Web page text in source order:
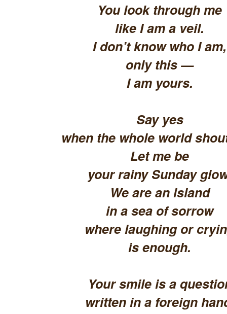
You look through me
like I am a veil.
I don’t know who I am,
only this —
I am yours.
Say yes
when the whole world
Let me be
your rainy Sunday
We are an island
in a sea of sorrow
where laughing or
is enough.
Your smile is a
written in a foreign